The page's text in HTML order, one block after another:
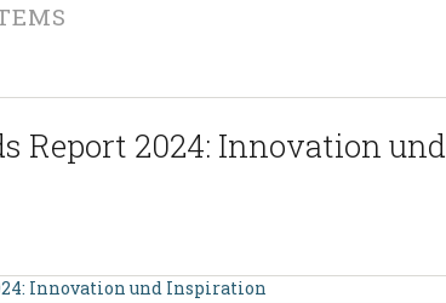
Report 2024: Innovation und